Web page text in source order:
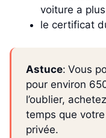
voiture a
le certificat
Astuce: Vous
pour environ
l’oublier,
temps que
privée.